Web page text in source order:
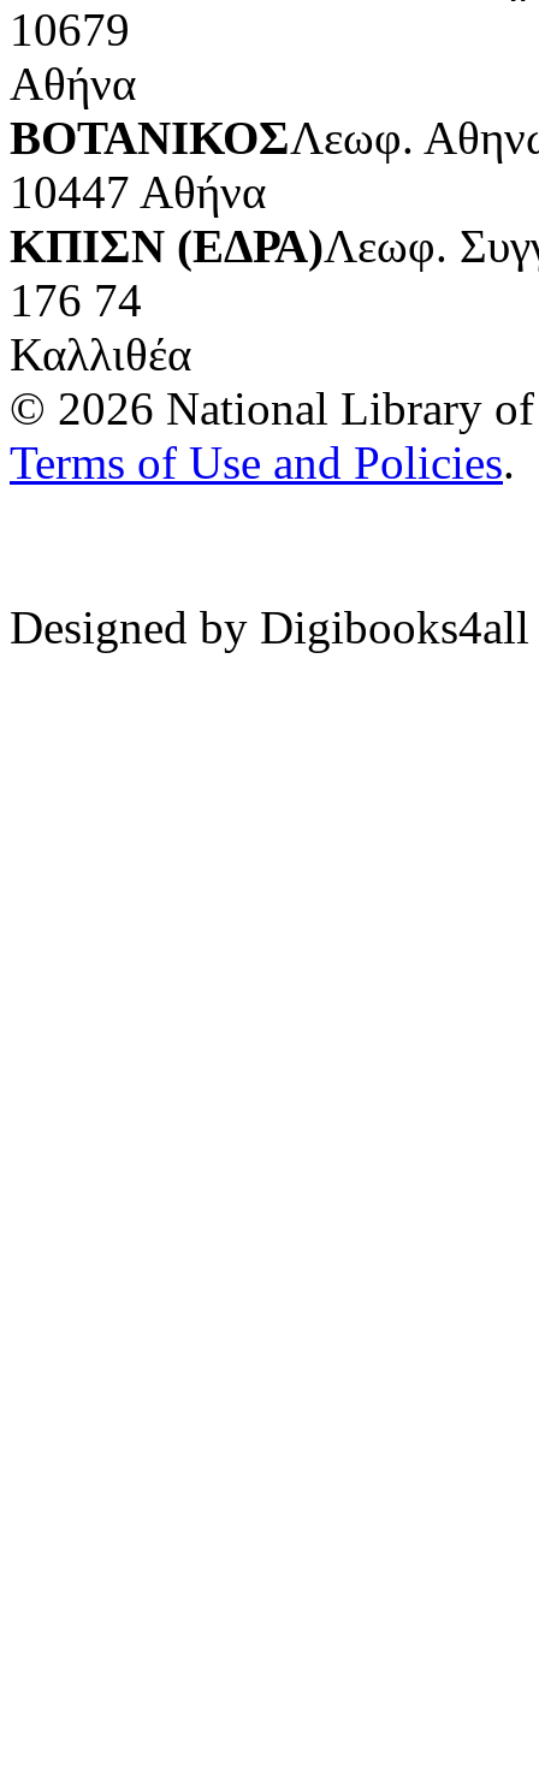
10679
Αθήνα
ΒΟΤΑΝΙΚΟΣΛεωφ.
10447 Αθήνα
ΚΠΙΣΝ (ΕΔΡΑ)Λεωφ.
176 74
Καλλιθέα
© 2026 National Library of
Terms of Use and Policies.
Designed by Digibooks4all